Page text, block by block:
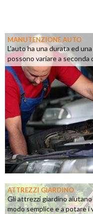
MANUTENZIONE AUTO
L'auto ha una durata ed
possono variare a seconda
ATTREZZI GIARDINO
Gli attrezzi giardino
modo semplice e a potare i